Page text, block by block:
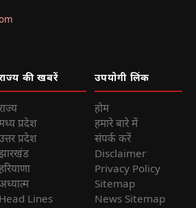
की खबरें
प्रदेश
प्रदेश
Head Lines
उपयोगी लिंक
होम
हमारे बारे में
संपर्क करें
Disclaimer
Privacy Policy
Sitemap
News Sitemap